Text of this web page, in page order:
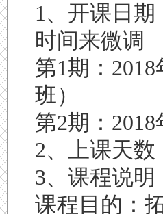
1、开课日
时间来微调
第1期：
班）
第2期：
2、上课天数
3、课程说明
课程目的：